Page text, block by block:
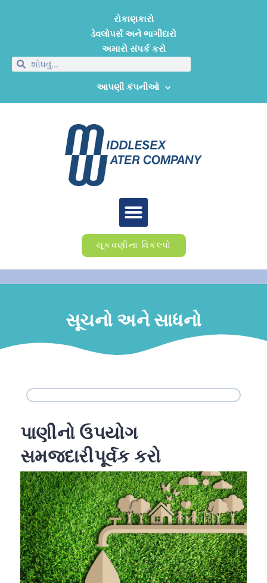
રોકાણકારો
ડેવલોપર્સ અને ભાગીદારો
અમારો સંપર્ક કરો
આપણી કંપનીઓ
ચૂકવણીના વિકલ્પો
સૂચનો અને સાધનો
પાણીનો ઉપયોગ
સમજદારીપૂર્વક કરો